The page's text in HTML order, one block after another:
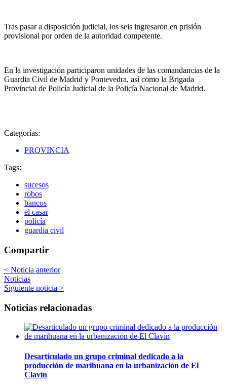
Tras pasar a disposición judicial, los seis ingresaron en prisión
provisional por orden de la autoridad competente.
En la investigación participaron unidades de las comandancias de la
Guardia Civil de Madrid y Pontevedra, así como la Brigada
Provincial de Policía Judicial de la Policía Nacional de Madrid.
Categorías:
PROVINCIA
Tags:
sucesos
robos
bancos
el casar
policía
guardia civil
Compartir
< Noticia anterior
Noticias
Siguiente noticia >
Noticias relacionadas
Desarticulado un grupo criminal dedicado a la
producción de marihuana en la urbanización de El
Clavín